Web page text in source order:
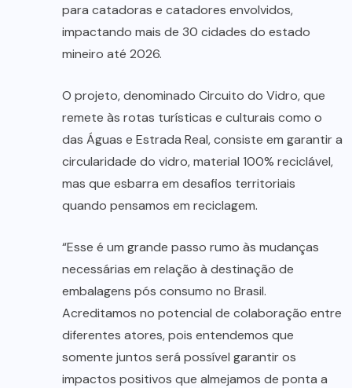
para catadoras e catadores envolvidos,
impactando mais de 30 cidades do estado
mineiro até 2026.
O projeto, denominado Circuito do Vidro, que
remete às rotas turísticas e culturais como o
das Águas e Estrada Real, consiste em garantir a
circularidade do vidro, material 100% reciclável,
mas que esbarra em desafios territoriais
quando pensamos em reciclagem.
“Esse é um grande passo rumo às mudanças
necessárias em relação à destinação de
embalagens pós consumo no Brasil.
Acreditamos no potencial de colaboração entre
diferentes atores, pois entendemos que
somente juntos será possível garantir os
impactos positivos que almejamos de ponta a